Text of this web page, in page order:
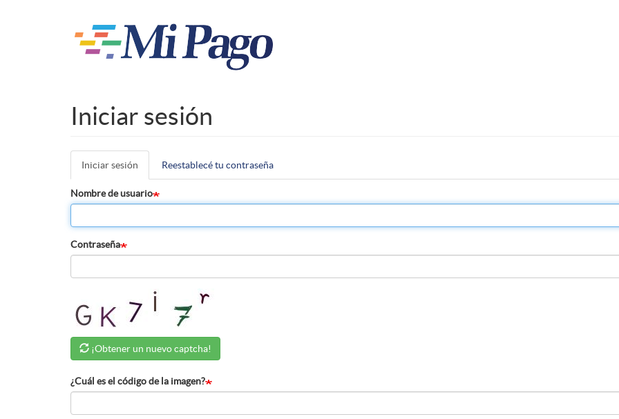
Iniciar sesión
Solapas
principales
Iniciar sesión (solapa
activa)
Reestablecé tu contraseña
Nombre de usuario
Contraseña
¡Obtener un nuevo captcha!
¿Cuál es el código de la imagen?